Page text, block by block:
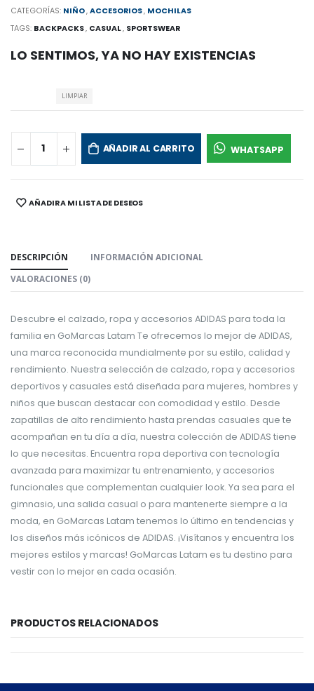
CATEGORÍAS: NIÑO,ACCESORIOS, MOCHILAS
TAGS: BACKPACKS, CASUAL, SPORTSWEAR
LO SENTIMOS, YA NO HAY EXISTENCIAS
LIMPIAR
AÑADIR AL CARRITO WHATSAPP
SHARE:AÑADIR A MI LISTA DE DESEOS
DESCRIPCIÓN
INFORMACIÓN ADICIONAL
VALORACIONES (0)
Descubre el calzado, ropa y accesorios ADIDAS para toda la
familia en GoMarcas Latam Te ofrecemos lo mejor de ADIDAS,
una marca reconocida mundialmente por su estilo, calidad y
rendimiento. Nuestra selección de calzado, ropa y accesorios
deportivos y casuales está diseñada para mujeres, hombres y
niños que buscan destacar con comodidad y estilo. Desde
zapatillas de alto rendimiento hasta prendas casuales que te
acompañan en tu día a día, nuestra colección de ADIDAS tiene
lo que necesitas. Encuentra ropa deportiva con tecnología
avanzada para maximizar tu entrenamiento, y accesorios
funcionales que complementan cualquier look. Ya sea para el
gimnasio, una salida casual o para mantenerte siempre a la
moda, en GoMarcas Latam tenemos lo último en tendencias y
los diseños más icónicos de ADIDAS. ¡Visítanos y encuentra los
mejores estilos y marcas! GoMarcas Latam es tu destino para
vestir con lo mejor en cada ocasión.
PRODUCTOS RELACIONADOS